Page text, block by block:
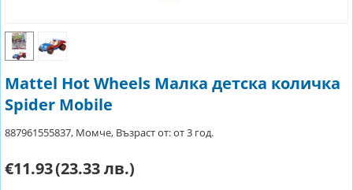
Mattel Hot Wheels Малка детска количка
Spider Mobile
887961555837, Момче, Възраст от: от 3 год.
€11.93(23.33 лв.)